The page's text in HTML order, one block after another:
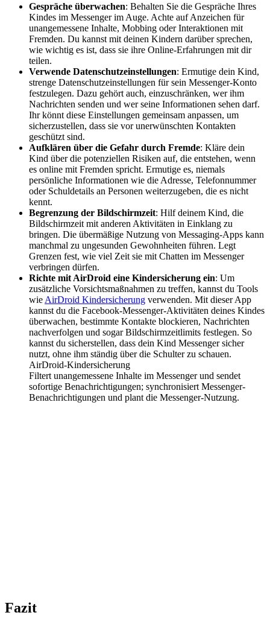
Gespräche überwachen: Behalten Sie die Gespräche Ihres
Kindes im Messenger im Auge. Achte auf Anzeichen für
unangemessene Inhalte, Mobbing oder Interaktionen mit
Fremden. Du kannst mit deinen Kindern darüber sprechen,
wie wichtig es ist, dass sie ihre Online-Erfahrungen mit dir
teilen.
Verwende Datenschutzeinstellungen: Ermutige dein Kind,
strenge Datenschutzeinstellungen für sein Messenger-Konto
festzulegen. Dazu gehört auch, einzuschränken, wer ihm
Nachrichten senden und wer seine Informationen sehen darf.
Ihr könnt diese Einstellungen gemeinsam anpassen, um
sicherzustellen, dass sie vor unerwünschten Kontakten
geschützt sind.
Aufklären über die Gefahr durch Fremde: Kläre dein
Kind über die potenziellen Risiken auf, die entstehen, wenn
es online mit Fremden spricht. Ermutige es, niemals
persönliche Informationen wie die Adresse, Telefonnummer
oder Schuldetails an Personen weiterzugeben, die es nicht
kennt.
Begrenzung der Bildschirmzeit: Hilf deinem Kind, die
Bildschirmzeit mit anderen Aktivitäten in Einklang zu
bringen. Die übermäßige Nutzung von Messaging-Apps kann
manchmal zu ungesunden Gewohnheiten führen. Legt
Grenzen fest, wie viel Zeit sie mit Chatten im Messenger
verbringen dürfen.
Richte mit AirDroid eine Kindersicherung ein: Um
zusätzliche Vorsichtsmaßnahmen zu treffen, kannst du Tools
wie AirDroid Kindersicherung verwenden. Mit dieser App
kannst du die Facebook-Messenger-Aktivitäten deines Kindes
überwachen, bestimmte Kontakte blockieren, Nachrichten
nachverfolgen und sogar Bildschirmzeitlimits festlegen. So
kannst du sicherstellen, dass dein Kind Messenger sicher
nutzt, ohne ihm ständig über die Schulter zu schauen.
AirDroid-Kindersicherung
Filtert unangemessene Inhalte im Messenger und sendet
sofortige Benachrichtigungen; synchronisiert Messenger-
Benachrichtigungen und plant die Messenger-Nutzung.
Fazit